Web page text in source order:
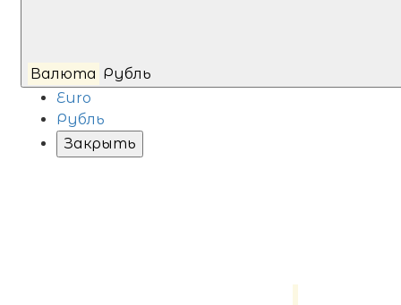
Валюта Рубль
Euro
Рубль
Закрыть